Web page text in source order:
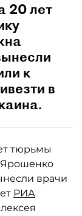
20 лет
к
в
тюрьмы
Ярошенко
врачи
РИА